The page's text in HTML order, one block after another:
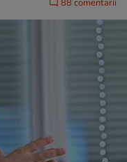
88 comentarii